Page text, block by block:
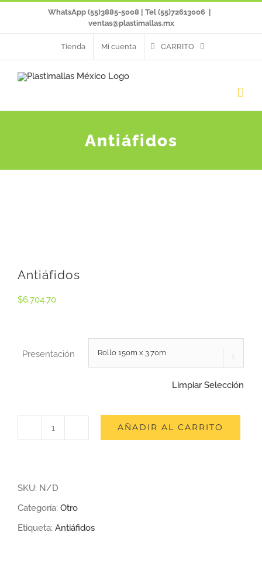
WhatsApp (55)3885-5008 | Tel (55)72613006
ventas@plastimallas.mx
Tienda Mi cuenta CARRITO
Antiáfidos
Antiáfidos
$6,704.70
Presentación
Limpiar Selección
AÑADIR AL CARRITO
SKU: N/D
Categoría: Otro
Etiqueta: Antiáfidos